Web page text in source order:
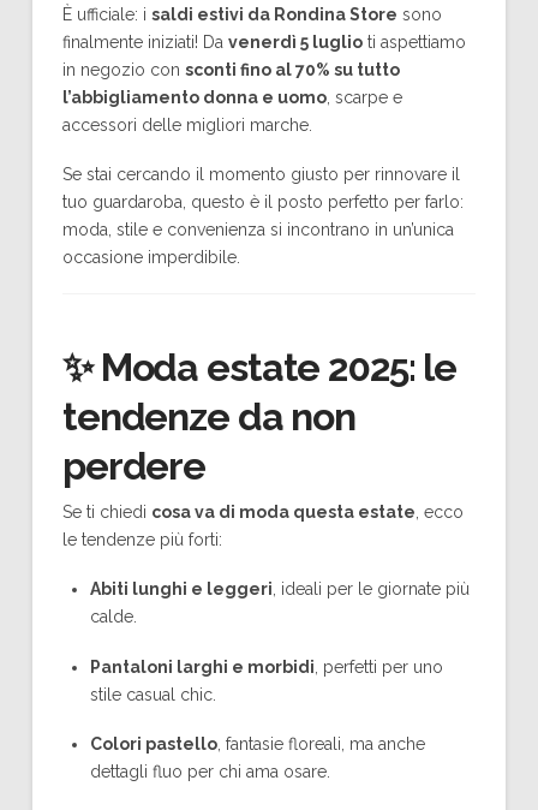
È ufficiale: i saldi estivi da Rondina Store sono
finalmente iniziati! Da venerdì 5 luglioti aspettiamo
in negozio con sconti fino al 70% su tutto
l’abbigliamento donna e uomo, scarpe e
accessori delle migliori marche.
Se stai cercando il momento giusto per rinnovare il
tuo guardaroba, questo è il posto perfetto per farlo:
moda, stile e convenienza si incontrano in un’unica
occasione imperdibile.
✨Moda estate 2025: le
tendenze da non
perdere
Se ti chiedi cosa va di moda questa estate , ecco
le tendenze più forti:
Abiti lunghi e leggeri , ideali per le giornate più
calde.
Pantaloni larghi e morbidi , perfetti per uno
stile casual chic.
Colori pastello , fantasie floreali, ma anche
dettagli fluo per chi ama osare.